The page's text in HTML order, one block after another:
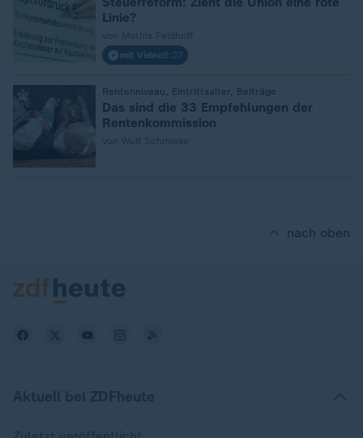
Linie?
mit Video8:27
Rentenniveau, Eintrittsalter, Beiträge
Das sind die 33 Empfehlungen der
Rentenkommission
nach oben